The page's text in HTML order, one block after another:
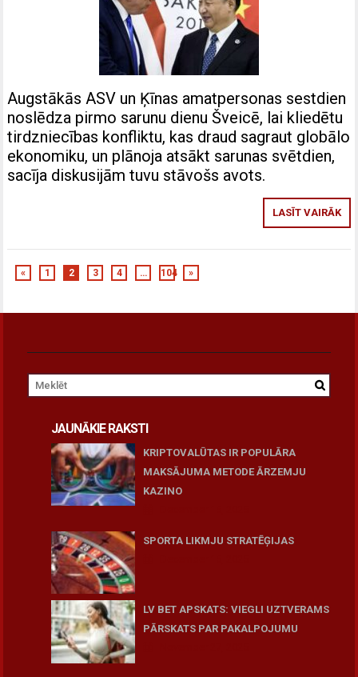
Augstākās ASV un Ķīnas amatpersonas sestdien
noslēdza pirmo sarunu dienu Šveicē, lai kliedētu
tirdzniecības konfliktu, kas draud sagraut globālo
ekonomiku, un plānoja atsākt sarunas svētdien,
sacīja diskusijām tuvu stāvošs avots.
LASĪT VAIRĀK
« 1 2 3 4 … 104 »
JAUNĀKIE RAKSTI
KRIPTOVALŪTAS IR POPULĀRA
MAKSĀJUMA METODE ĀRZEMJU
KAZINO
SPORTA LIKMJU STRATĒĢIJAS
LV BET APSKATS: VIEGLI UZTVERAMS
PĀRSKATS PAR PAKALPOJUMU